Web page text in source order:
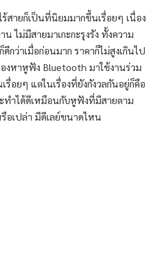
ายก็เป็นที่นิยมมากขึ้นเรื่อยๆ เนื่อง
น ไม่มีสายมาเกะกะรุงรัง ทั้งความ
กว่าเมื่อก่อนมาก ราคาก็ไม่สูงเกินไป
งหาหูฟัง Bluetooth มาใช้งานร่วม
อยๆ แต่ในเรื่องที่ยังกังวลกันอยู่ก็คือ
ทำได้ดีเหมือนกับหูฟังที่มีสายตาม
เปล่า มีดีเลย์ขนาดไหน